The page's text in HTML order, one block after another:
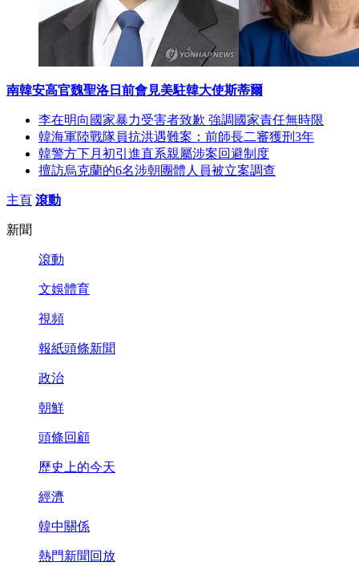
南韓安高官魏聖洛日前會見美駐韓大使斯蒂爾
李在明向國家暴力受害者致歉 強調國家責任無時限
韓海軍陸戰隊員抗洪遇難案：前師長二審獲刑3年
韓警方下月初引進直系親屬涉案回避制度
擅訪烏克蘭的6名涉朝團體人員被立案調查
主頁 滾動
新聞
滾動
文娛體育
視頻
報紙頭條新聞
政治
朝鮮
頭條回顧
歷史上的今天
經濟
韓中關係
熱門新聞回放